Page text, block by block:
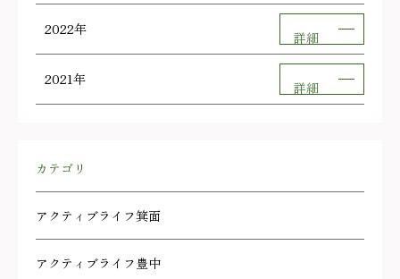
2022年 詳細
2021年 詳細
カテゴリ
アクティブライフ箕面
アクティブライフ豊中